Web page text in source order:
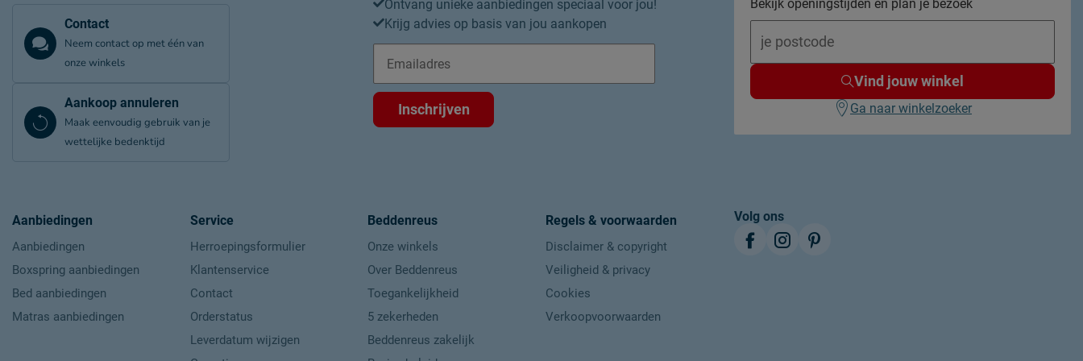
Onderhoud
Drooginstructies
drogen alleen op lage temperatuur
Gecertificeerd natuurlijk
Leveranciersinformatie
Naam
Locatie
Contact
Neem contact op met één van
onze winkels
Aankoop annuleren
Maak eenvoudig gebruik van je
wettelijke bedenktijd
Ontvang unieke aanbiedingen speciaal voor jou!
Krijg advies op basis van jou aankopen
Inschrijven
Bekijk openingstijden en plan je bezoek
Vind jouw winkel
Ga naar winkelzoeker
Aanbiedingen
Aanbiedingen
Boxspring aanbiedingen
Bed aanbiedingen
Matras aanbiedingen
Service
Herroepingsformulier
Klantenservice
Contact
Orderstatus
Leverdatum wijzigen
Beddenreus
Onze winkels
Over Beddenreus
Toegankelijkheid
5 zekerheden
Beddenreus zakelijk
Regels & voorwaarden
Disclaimer & copyright
Veiligheid & privacy
Cookies
Verkoopvoorwaarden
Volg ons